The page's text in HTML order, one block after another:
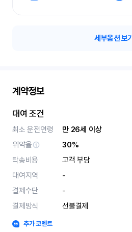
세부옵션 보기
계약정보
대여 조건
최소 운전연령
만 26세 이상
위약율
30%
탁송비용
고객 부담
대여지역
-
결제수단
-
결제방식
선불결제
추가 코멘트